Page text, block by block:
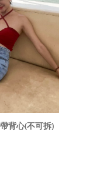
背心(不可拆)